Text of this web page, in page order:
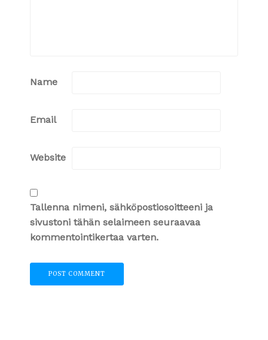
Name
Email
Website
Tallenna nimeni, sähköpostiosoitteeni ja
sivustoni tähän selaimeen seuraavaa
kommentointikertaa varten.